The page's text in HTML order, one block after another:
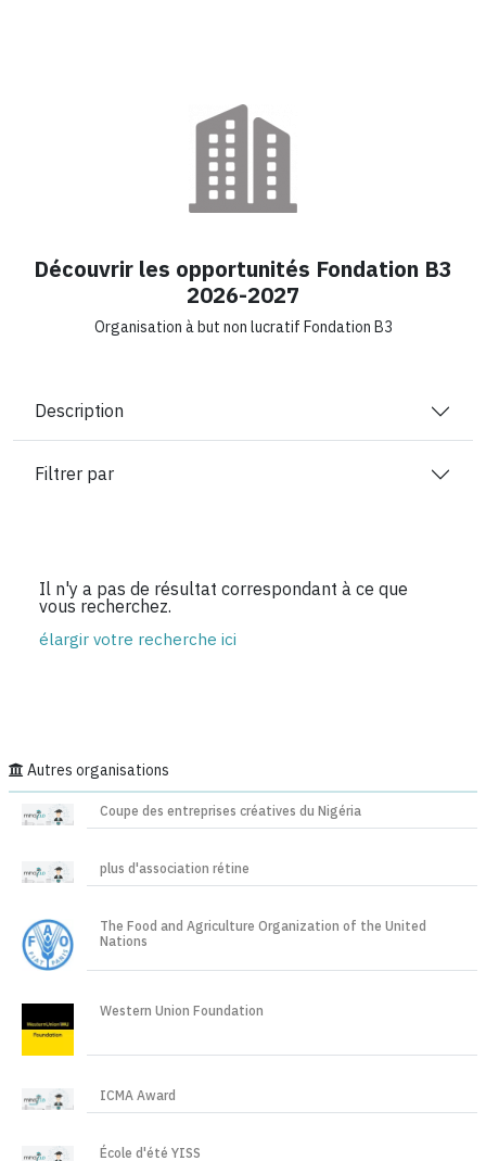
Découvrir les opportunités Fondation B3
2026-2027
Organisation à but non lucratif Fondation B3
Description
Filtrer par
Il n'y a pas de résultat correspondant à ce que
vous recherchez.
élargir votre recherche ici
Autres organisations
Coupe des entreprises créatives du Nigéria
plus d'association rétine
The Food and Agriculture Organization of the United
Nations
Western Union Foundation
ICMA Award
École d'été YISS